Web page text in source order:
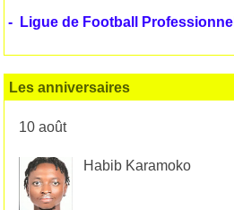
- Ligue de Football Professionnel
Les anniversaires
10 août
Habib Karamoko